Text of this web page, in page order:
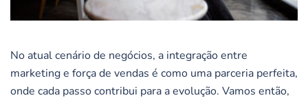
No atual cenário de negócios, a integração entre
marketing e força de vendas é como uma parceria perfeita,
onde cada passo contribui para a evolução. Vamos então,